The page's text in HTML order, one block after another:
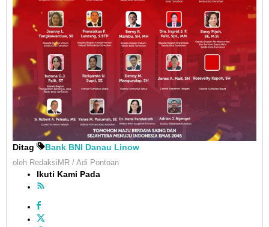
Ditag Bank BNI Danau Linow
oleh RedaksiMR / Adi Pontoan
Ikuti Kami Pada